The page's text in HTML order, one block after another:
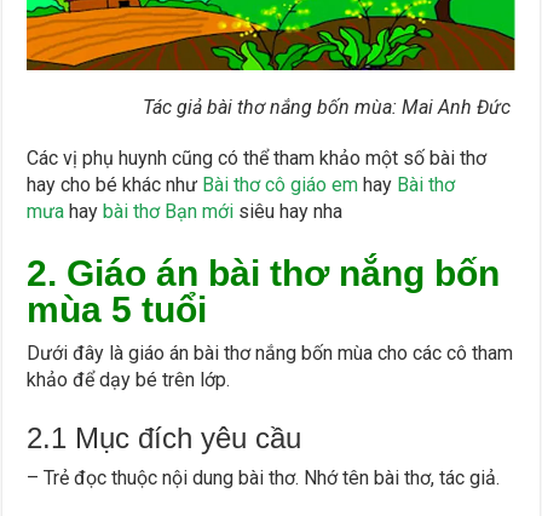
Tác giả bài thơ nắng bốn mùa: Mai Anh Đức
Các vị phụ huynh cũng có thể tham khảo một số bài thơ
hay cho bé khác như Bài thơ cô giáo em hay Bài thơ
mưa haybài thơ Bạn mới siêu hay nha
2. Giáo án bài thơ nắng bốn
mùa 5 tuổi
Dưới đây là giáo án bài thơ nắng bốn mùa cho các cô tham
khảo để dạy bé trên lớp.
2.1 Mục đích yêu cầu
– Trẻ đọc thuộc nội dung bài thơ. Nhớ tên bài thơ, tác giả.